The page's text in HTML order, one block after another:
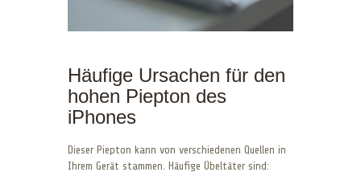
Häufige Ursachen für den
hohen Piepton des
iPhones
Dieser Piepton kann von verschiedenen Quellen in
Ihrem Gerät stammen. Häufige Übeltäter sind: